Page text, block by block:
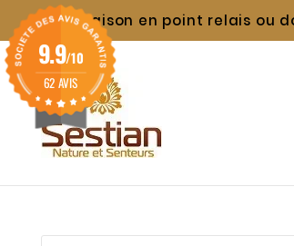
 Livraison en point relais ou
9.9/10
62 AVIS